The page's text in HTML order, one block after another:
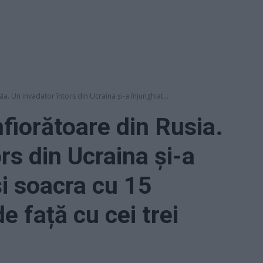
Un invadator întors din Ucraina și-a înjunghiat...
din Rusia.
din Ucraina și-a
soacra cu 15
față cu cei trei